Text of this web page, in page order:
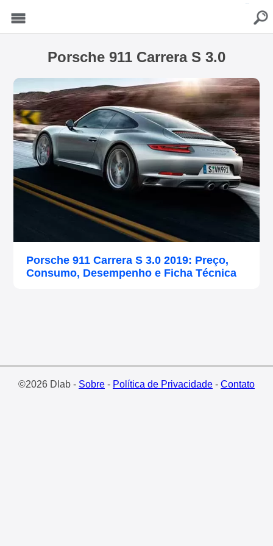
Porsche 911 Carrera S 3.0
Porsche 911 Carrera S 3.0 2019: Preço,
Consumo, Desempenho e Ficha Técnica
©2026 Dlab - Sobre- Política de Privacidade- Contato